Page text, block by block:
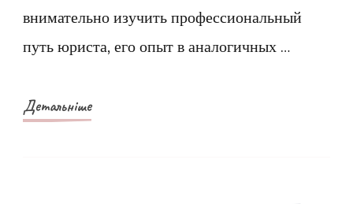
уголовным
внимательно изучить профессиональный
путь юриста, его опыт в аналогичных …
Детальніше